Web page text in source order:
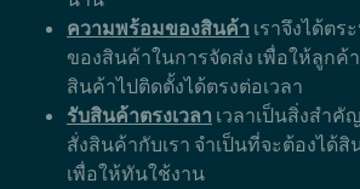
ความพร้อมของสินค้า เราจึงได้ต
ของสินค้าในการจัดส่ง เพื่อให้ลูกค้
สินค้าไปติดตั้งได้ตรงต่อเวลา
รับสินค้าตรงเวลา เวลาเป็นสิ่งสำคั
สั่งสินค้ากับเรา จำเป็นที่จะต้องได้สิ
เพื่อให้ทันใช้งาน